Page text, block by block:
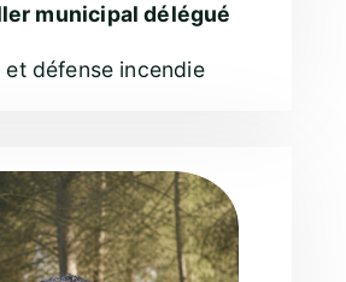
municipal délégué
et défense incendie